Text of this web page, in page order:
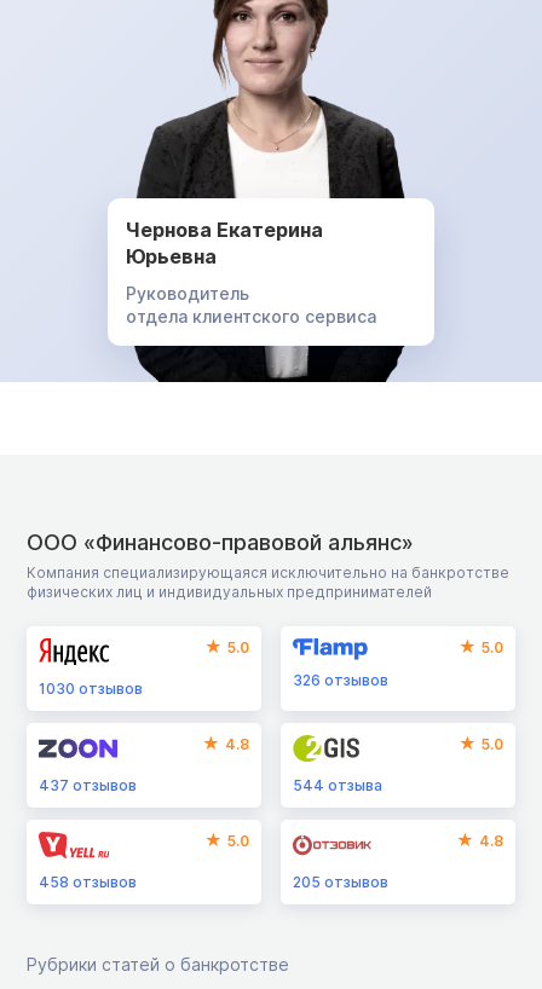
Чернова Екатерина
Юрьевна
Руководитель
отдела клиентского сервиса
ООО «Финансово-правовой альянс»
Компания специализирующаяся исключительно на банкротстве
физических лиц и индивидуальных предпринимателей
5.0
1030 отзывов
5.0
326отзывов
4.8
437 отзывов
5.0
544отзыва
5.0
458 отзывов
4.8
205отзывов
Рубрики статей о банкротстве